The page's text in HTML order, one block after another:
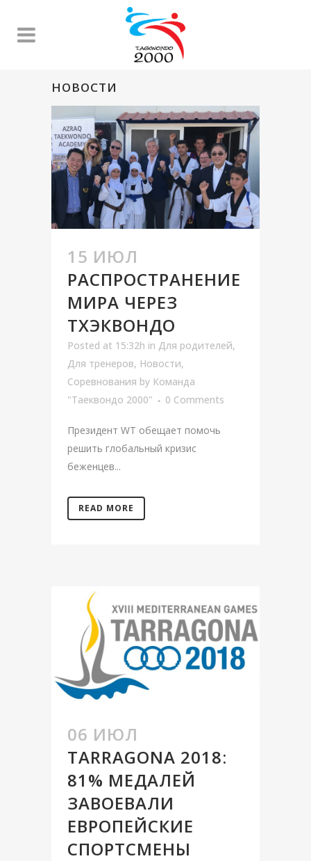
НОВОСТИ
15 ИЮЛ
РАСПРОСТРАНЕНИЕ
МИРА ЧЕРЕЗ
ТХЭКВОНДО
Posted at 15:32h in Для родителей,
Для тренеров, Новости,
Соревнования by Команда
"Таеквондо 2000"
0 Comments
Президент WT обещает помочь
решить глобальный кризис
беженцев...
READ MORE
06 ИЮЛ
TARRAGONA 2018:
81% МЕДАЛЕЙ
ЗАВОЕВАЛИ
ЕВРОПЕЙСКИЕ
СПОРТСМЕНЫ